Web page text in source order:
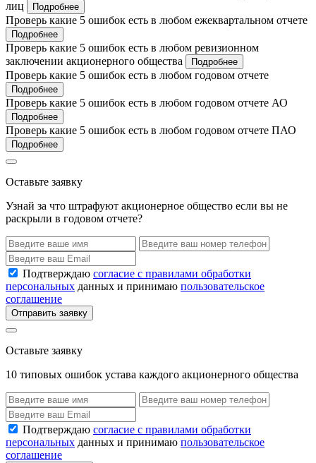
лиц
Подробнее
Проверь какие 5 ошибок есть в любом ежеквартальном отчете
Подробнее
Проверь какие 5 ошибок есть в любом ревизионном
заключении акционерного общества
Подробнее
Проверь какие 5 ошибок есть в любом годовом отчете
Подробнее
Проверь какие 5 ошибок есть в любом годовом отчете АО
Подробнее
Проверь какие 5 ошибок есть в любом годовом отчете ПАО
Подробнее
Оставьте заявку
Узнай за что штрафуют акционерное общество если вы не
раскрыли в годовом отчете?
Подтверждаю согласие с правилами обработки
персональных данных и принимаю пользовательское
соглашение
Отправить заявку
Оставьте заявку
10 типовых ошибок устава каждого акционерного общества
Подтверждаю согласие с правилами обработки
персональных данных и принимаю пользовательское
соглашение